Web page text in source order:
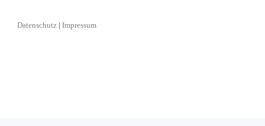
Datenschutz| Impressum